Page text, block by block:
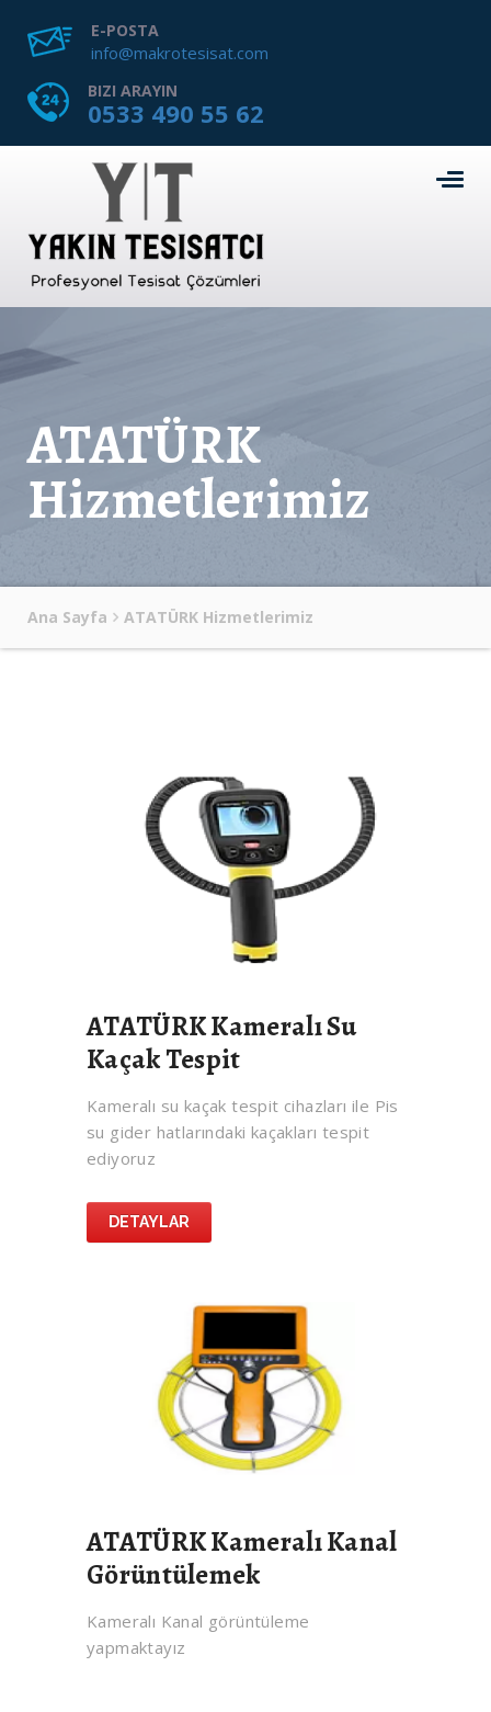
E-POSTA
info@makrotesisat.com
BIZI ARAYIN
0533 490 55 62
ATATÜRK
Hizmetlerimiz
Ana Sayfa ATATÜRK Hizmetlerimiz
ATATÜRK Kameralı Su
Kaçak Tespit
Kameralı su kaçak tespit cihazları ile Pis
su gider hatlarındaki kaçakları tespit
ediyoruz
DETAYLAR
ATATÜRK Kameralı Kanal
Görüntülemek
Kameralı Kanal görüntüleme
yapmaktayız